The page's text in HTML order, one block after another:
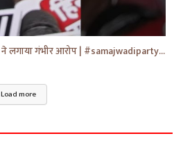
BJP के लिए Shivpal Yadav Yadav ने लगाया गंभीर आरोप | #samajwadiparty | Akhilesh Yadav | #shorts #yt
Load more